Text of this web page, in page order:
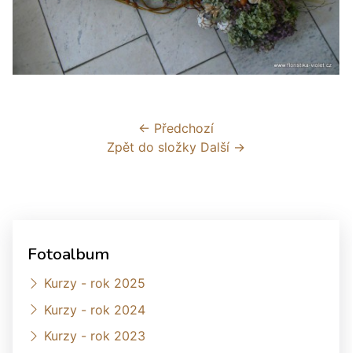
← Předchozí
Zpět do složky Další →
Fotoalbum
Kurzy - rok 2025
Kurzy - rok 2024
Kurzy - rok 2023